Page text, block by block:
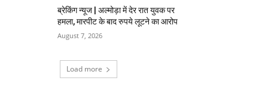
ब्रेकिंग न्यूज | अल्मोड़ा में देर रात युवक पर
हमला, मारपीट के बाद रुपये लूटने का आरोप
August 7, 2026
Load more